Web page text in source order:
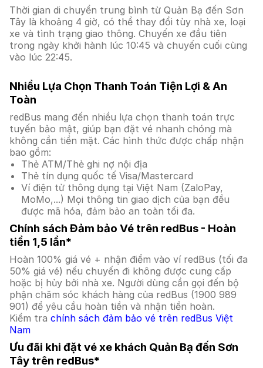
Thời gian di chuyển trung bình từ Quản Bạ đến Sơn
Tây là khoảng 4 giờ, có thể thay đổi tùy nhà xe, loại
xe và tình trạng giao thông. Chuyến xe đầu tiên
trong ngày khởi hành lúc 10:45 và chuyến cuối cùng
vào lúc 22:45.
Nhiều Lựa Chọn Thanh Toán Tiện Lợi & An
Toàn
redBus mang đến nhiều lựa chọn thanh toán trực
tuyến bảo mật, giúp bạn đặt vé nhanh chóng mà
không cần tiền mặt. Các hình thức được chấp nhận
bao gồm:
Thẻ ATM/Thẻ ghi nợ nội địa
Thẻ tín dụng quốc tế Visa/Mastercard
Ví điện tử thông dụng tại Việt Nam (ZaloPay,
MoMo,...) Mọi thông tin giao dịch của bạn đều
được mã hóa, đảm bảo an toàn tối đa.
Chính sách Đảm bảo Vé trên redBus - Hoàn
tiền 1,5 lần*
Hoàn 100% giá vé + nhận điểm vào ví redBus (tối đa
50% giá vé) nếu chuyến đi không được cung cấp
hoặc bị hủy bởi nhà xe. Người dùng cần gọi đến bộ
phận chăm sóc khách hàng của redBus (1900 989
901) để yêu cầu hoàn tiền và nhận tiền hoàn.
Kiểm tra chính sách đảm bảo vé trên redBus Việt
Nam
Ưu đãi khi đặt vé xe khách Quản Bạ đến Sơn
Tây trên redBus*